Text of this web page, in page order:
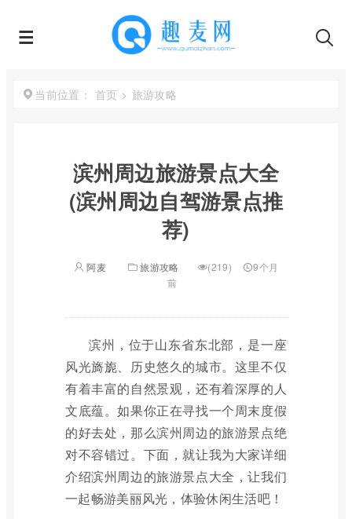
当前位置： 首页 > 旅游攻略
滨州周边旅游景点大全
(滨州周边自驾游景点推
荐)
阿麦 旅游攻略 (219)
9个月
前
滨州，位于山东省东北部，是一座
风光旖旎、历史悠久的城市。这里不仅
有着丰富的自然景观，还有着深厚的人
文底蕴。如果你正在寻找一个周末度假
的好去处，那么滨州周边的旅游景点绝
对不容错过。下面，就让我为大家详细
介绍滨州周边的旅游景点大全，让我们
一起畅游美丽风光，体验休闲生活吧！